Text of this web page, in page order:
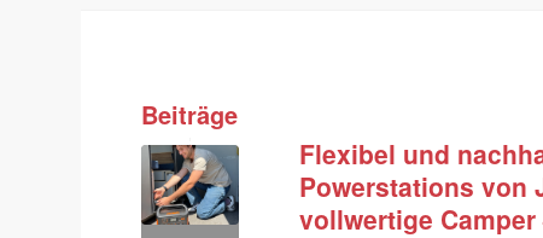
Beiträge
Flexibel und
Powerstations von
vollwertige